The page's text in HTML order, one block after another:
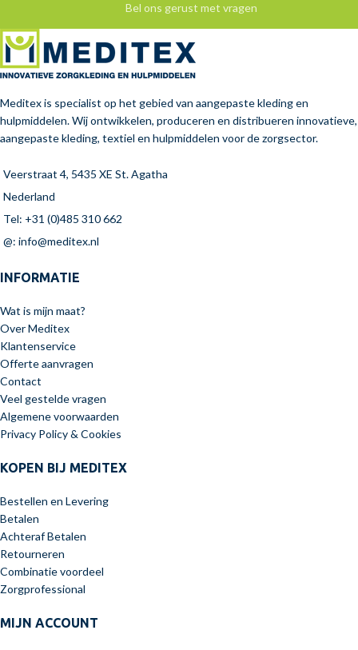
Bel ons gerust met vragen
Meditex is specialist op het gebied van aangepaste kleding en
hulpmiddelen. Wij ontwikkelen, produceren en distribueren innovatieve,
aangepaste kleding, textiel en hulpmiddelen voor de zorgsector.
Veerstraat 4, 5435 XE St. Agatha
Nederland
Tel: +31 (0)485 310 662
@: info@meditex.nl
INFORMATIE
Wat is mijn maat?
Over Meditex
Klantenservice
Offerte aanvragen
Contact
Veel gestelde vragen
Algemene voorwaarden
Privacy Policy & Cookies
KOPEN BIJ MEDITEX
Bestellen en Levering
Betalen
Achteraf Betalen
Retourneren
Combinatie voordeel
Zorgprofessional
MIJN ACCOUNT